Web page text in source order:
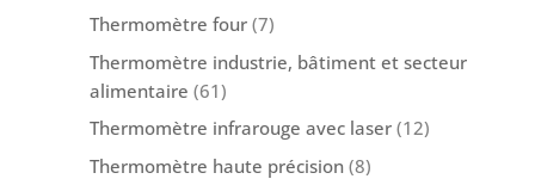
Thermomètre four (7)
Thermomètre industrie, bâtiment et secteur
alimentaire (61)
Thermomètre infrarouge avec laser (12)
Thermomètre haute précision (8)